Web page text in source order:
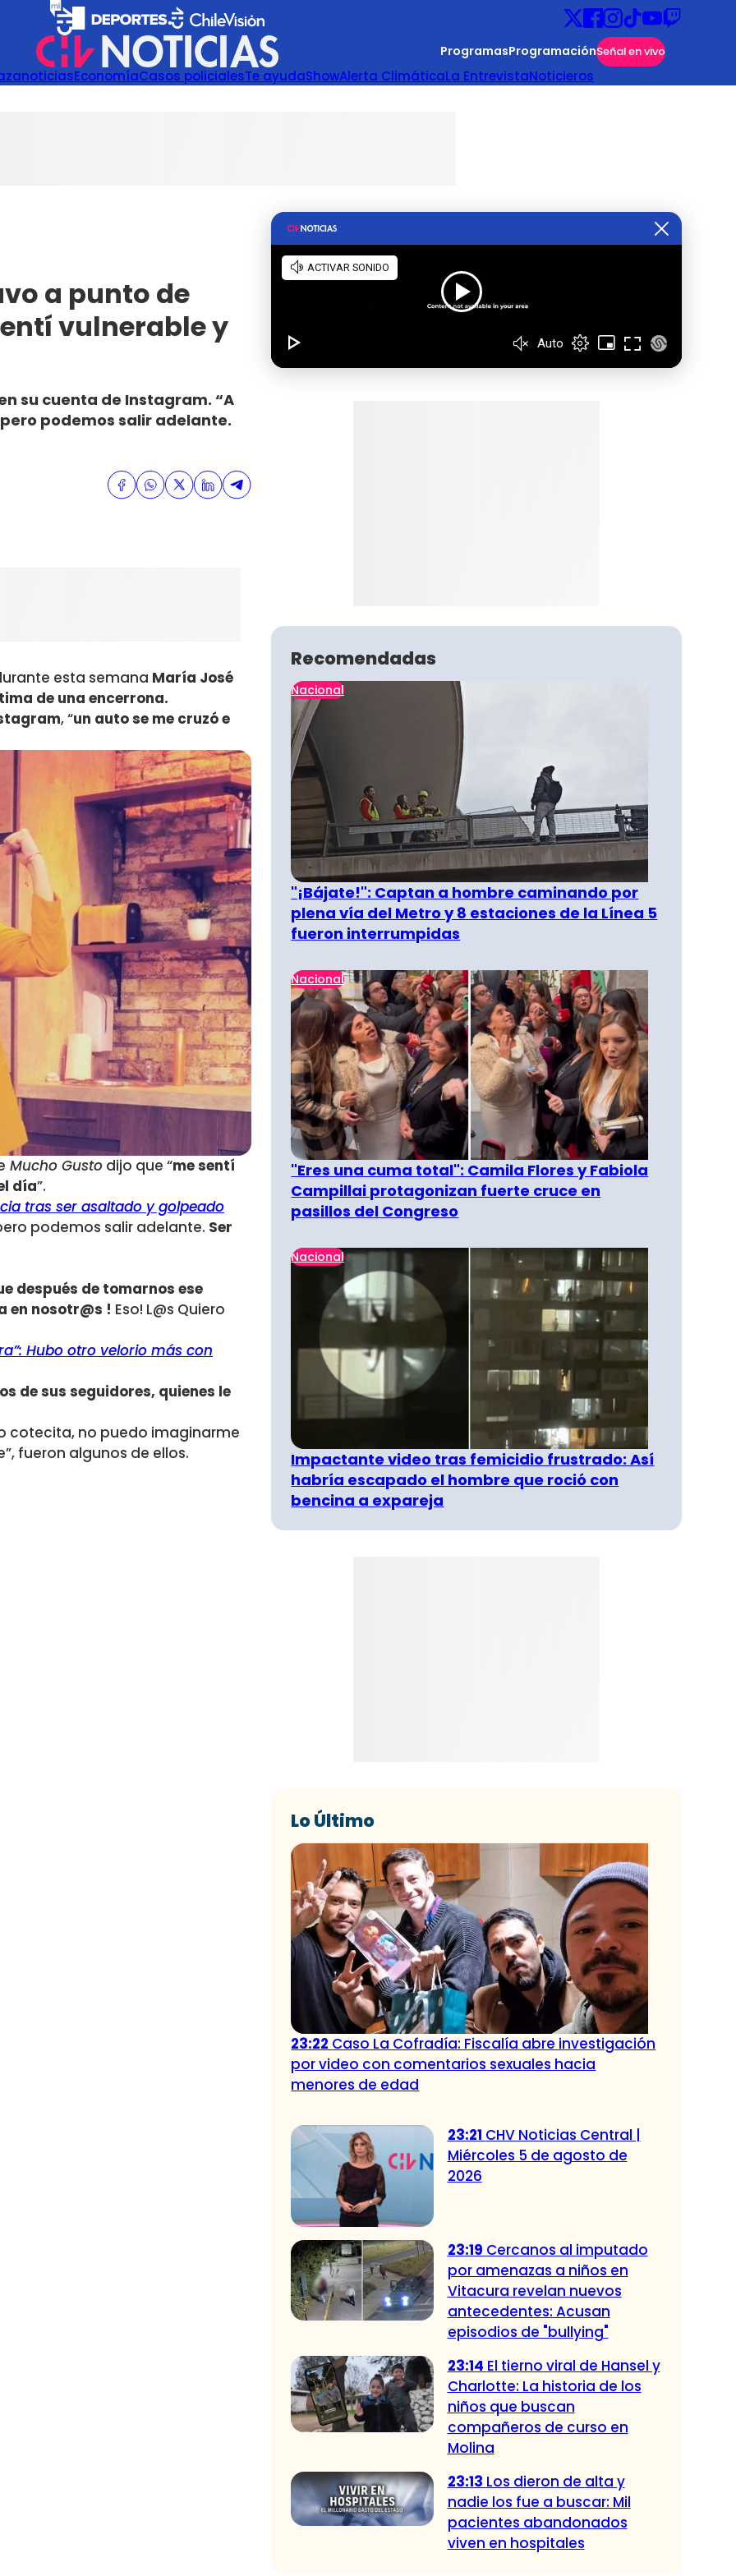
ProgramasProgramaciónSeñal en vivo
EconomíaCasos policialesTe ayudaShowAlerta ClimáticaLa EntrevistaNoticieros
a punto de
vulnerable y
su cuenta de Instagram. “A
podemos salir adelante.
esta semana María José
de una encerrona.
, “un auto se me cruzó e
Mucho Gusto dijo que “me sentí
día”.
tras ser asaltado y golpeado
podemos salir adelante. Ser
después de tomarnos ese
en nosotr@s ! Eso! L@s Quiero
Hubo otro velorio más con
de sus seguidores, quienes le
cotecita, no puedo imaginarme
fueron algunos de ellos.
Recomendadas
Nacional
"¡Bájate!": Captan a hombre caminando por
plena vía del Metro y 8 estaciones de la Línea 5
fueron interrumpidas
Nacional
"Eres una cuma total": Camila Flores y Fabiola
Campillai protagonizan fuerte cruce en
pasillos del Congreso
Nacional
Impactante video tras femicidio frustrado: Así
habría escapado el hombre que roció con
bencina a expareja
Lo Último
23:22 Caso La Cofradía: Fiscalía abre investigación
por video con comentarios sexuales hacia
menores de edad
23:21 CHV Noticias Central |
Miércoles 5 de agosto de
2026
23:19 Cercanos al imputado
por amenazas a niños en
Vitacura revelan nuevos
antecedentes: Acusan
episodios de "bullying"
23:14 El tierno viral de Hansel y
Charlotte: La historia de los
niños que buscan
compañeros de curso en
Molina
23:13 Los dieron de alta y
nadie los fue a buscar: Mil
pacientes abandonados
viven en hospitales